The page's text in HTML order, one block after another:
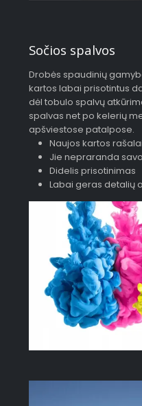
Sočios spalvos
Drobės spaudinių
kartos labai prisotintus
dėl tobulo spalvų
spalvas net po kelerių
apšviestose patalpose.
Naujos kartos rašalai
Jie nepraranda
Didelis prisotinimas
Labai geras detalių